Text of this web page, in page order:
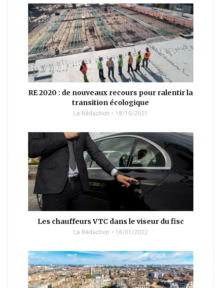
RE 2020 : de nouveaux recours pour ralentir la
transition écologique
La Rédaction 18/10/2021
Les chauffeurs VTC dans le viseur du fisc
La Rédaction 16/01/2022